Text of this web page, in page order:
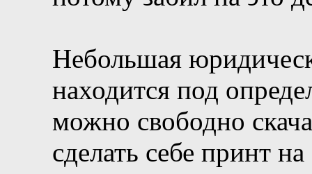
Небольшая
находится под
можно свободно
сделать себе принт